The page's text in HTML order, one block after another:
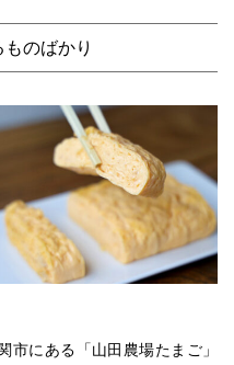
のばかり
市にある「山田農場たまご」